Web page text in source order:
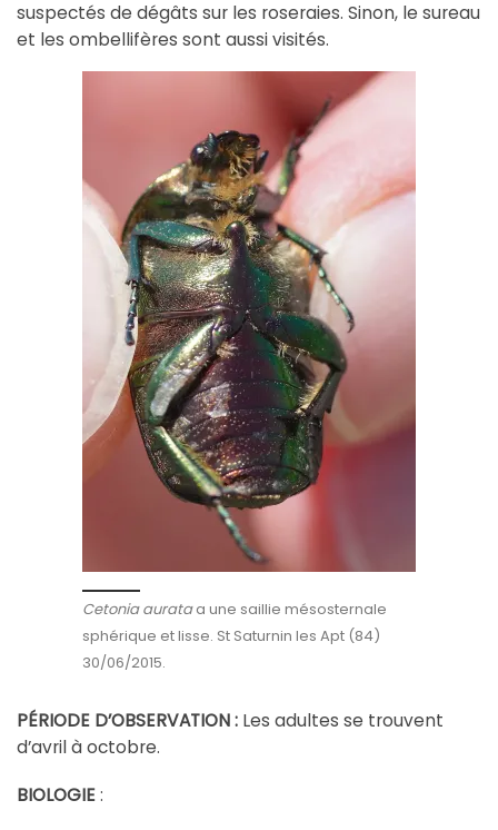
suspectés de dégâts sur les roseraies. Sinon, le sureau
et les ombellifères sont aussi visités.
Cetonia aurataa une saillie mésosternale
sphérique et lisse. St Saturnin les Apt (84)
30/06/2015.
PÉRIODE D’OBSERVATION : Les adultes se trouvent
d’avril à octobre.
BIOLOGIE: